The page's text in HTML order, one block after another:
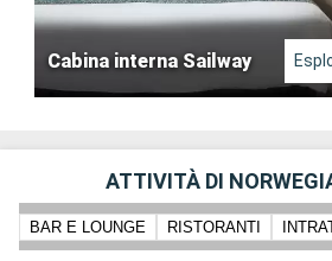
Cabina interna Sailway
ATTIVITÀ DI
BAR E LOUNGE RISTORANTI